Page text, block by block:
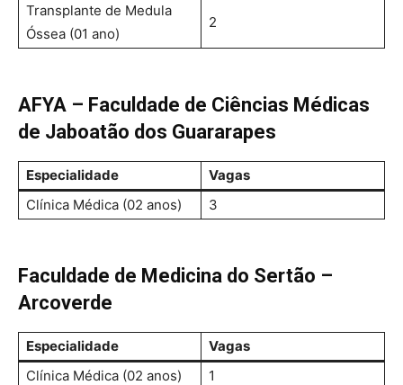
Transplante de Medula
Óssea (01 ano)
2
AFYA – Faculdade de Ciências Médicas
de Jaboatão dos Guararapes
Especialidade
Vagas
Clínica Médica (02 anos)
3
Faculdade de Medicina do Sertão –
Arcoverde
Especialidade
Vagas
Clínica Médica (02 anos)
1